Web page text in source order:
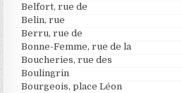
Belfort, rue de
Belin, rue
Berru, rue de
Bonne-Femme, rue de la
Boucheries, rue des
Boulingrin
Bourgeois, place Léon